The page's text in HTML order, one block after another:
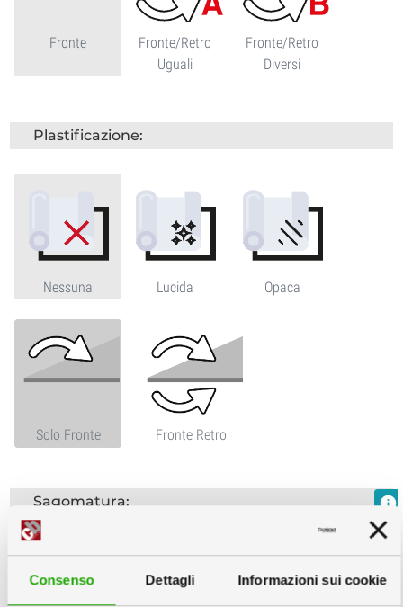
Consenso Dettagli Informazioni sui cookie
Fronte
Fronte/Retro
Uguali
Fronte/Retro
Diversi
Plastificazione:
Nessuna Lucida Opaca
Solo Fronte Fronte Retro
Sagomatura: info